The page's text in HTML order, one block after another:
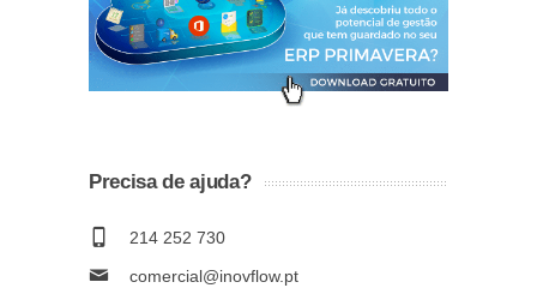
Precisa de ajuda?
214 252 730
comercial@inovflow.pt